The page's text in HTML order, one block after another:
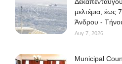
μελτέμια, έως
Άνδρου -
Αυγ 7, 2026
Municipal